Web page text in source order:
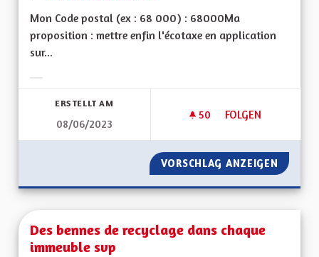
Mon Code postal (ex : 68 000) : 68000Ma
proposition : mettre enfin l'écotaxe en application
sur...
ERSTELLT AM
08/06/2023
50 50 FOLLOWER
FOLGEN
ECOTAXE EN
VORSCHLAG ANZEIGEN
Des bennes de recyclage dans chaque
immeuble svp